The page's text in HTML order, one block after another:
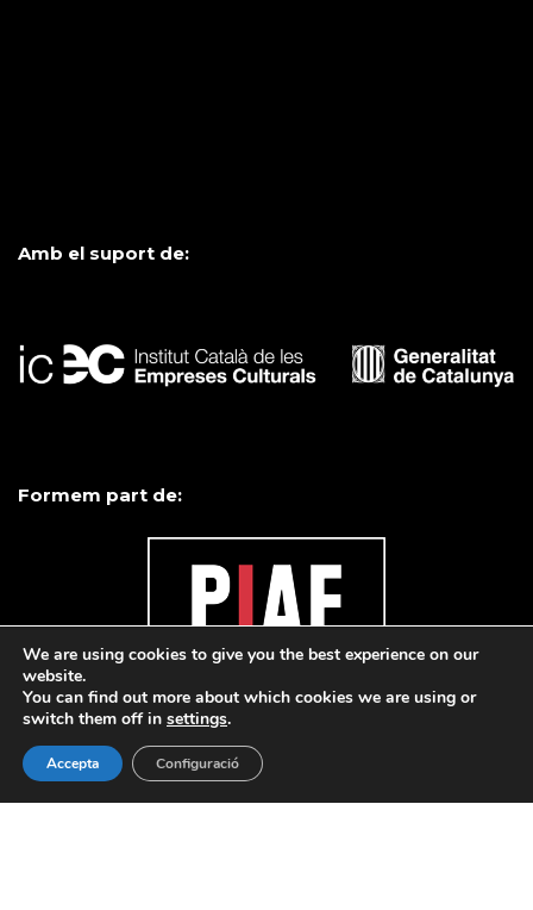
Amb el suport de:
Formem part de:
We are using cookies to give you the best experience on our
website.
You can find out more about which cookies we are using or
switch them off in settings.
Accepta Configuració